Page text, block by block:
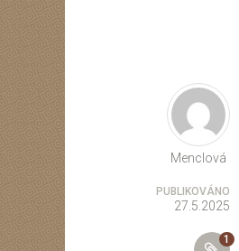
Autor
Menclová
PUBLIKOVÁNO
27.5.2025
1